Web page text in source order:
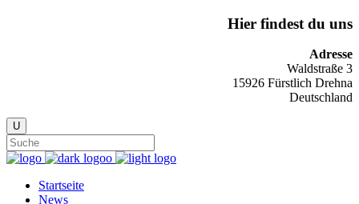
Hier findest du uns
Adresse
Waldstraße 3
15926 Fürstlich Drehna
Deutschland
Startseite
News